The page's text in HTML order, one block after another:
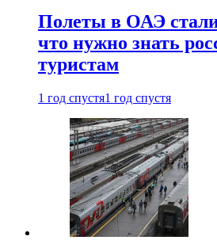
Полеты в ОАЭ
что нужно знать
туристам
1 год спустя1 год спустя